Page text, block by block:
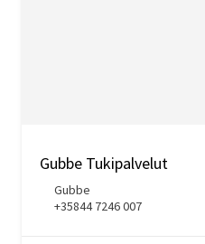
Gubbe Tukipalvelut
Gubbe
+35844 7246 007